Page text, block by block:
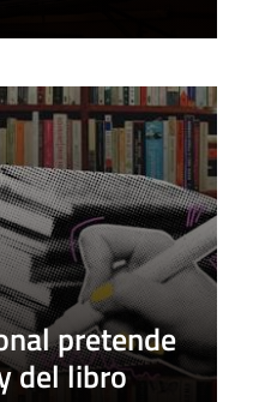
pretende
del libro